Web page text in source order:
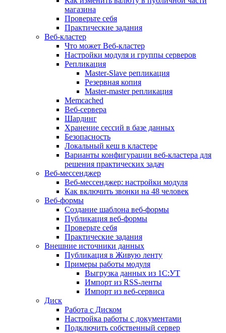
магазина
Проверьте себя
Практические задания
Веб-кластер
Что может Веб-кластер
Настройки модуля и группы серверов
Репликация
Master-Slave репликация
Резервная копия
Master-master репликация
Memcached
Веб-сервера
Шардинг
Хранение сессий в базе данных
Безопасность
Локальный кеш в кластере
Варианты конфигурации веб-кластера для
решения практических задач
Веб-мессенджер
Веб-мессенджер: настройки модуля
Как включить звонки на 48 человек
Веб-формы
Создание шаблона веб-формы
Публикация веб-формы
Проверьте себя
Практические задания
Внешние источники данных
Публикация в Живую ленту
Примеры работы модуля
Выгрузка данных из 1С:УТ
Импорт из RSS-ленты
Импорт из веб-сервиса
Диск
Работа с Диском
Настройка работы с документами
Подключить собственный сервер